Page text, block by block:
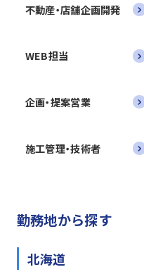
不動産・店舗企画開発
WEB担当
企画・提案営業
施工管理・技術者
勤務地から探す
北海道